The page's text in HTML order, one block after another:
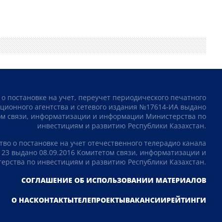
постановке на учет, переучет периодического печатного
агентства и сетевого издания №17614-ИА выдано
связи, информатизации и информации Министерства по
инвестициям и развитию Республики Казахстан.
о постановке на учет отечественного телерадио канала
выдано 08.09.2016 Комитетом связи, информатизации и
по инвестициям и развитию Республики Казахстан.
СОГЛАШЕНИЕ ОБ ИСПОЛЬЗОВАНИИ МАТЕРИАЛОВ
О НАСКОНТАКТЫТЕЛЕПРОЕКТЫВАКАНСИИРЕЙТИНГИ